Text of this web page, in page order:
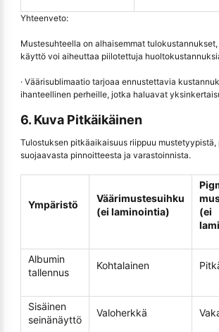
Yhteenveto:
Mustesuhteella on alhaisemmat
käyttö voi aiheuttaa piilotettuja
· Väärisublimaatio tarjoaa ennustettavia
ihanteellinen perheille, jotka haluavat
6. Kuva Pitkäikäinen
Tulostuksen pitkäaikaisuus riippuu mustetyypistä,
suojaavasta pinnoitteesta ja varastoinnista.
Ympäristö
Väärimustesuihku
(ei laminointia)
(ei
Albumin
tallennus
Kohtalainen
Sisäinen
seinänäyttö
Valoherkkä